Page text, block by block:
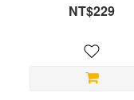
NT$229